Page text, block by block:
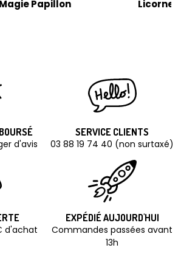
Papillon Licorne
d'avis
SERVICE CLIENTS
03 88 19 74 40 (non surtaxé)
d'achat
EXPÉDIÉ AUJOURD'HUI
Commandes passées avant
13h